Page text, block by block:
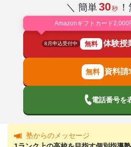
＼ 簡単30秒
Amazonギフトカード2,000
8月申込受付中 無料 体験授
資料請
電話番号を
塾からのメッセージ